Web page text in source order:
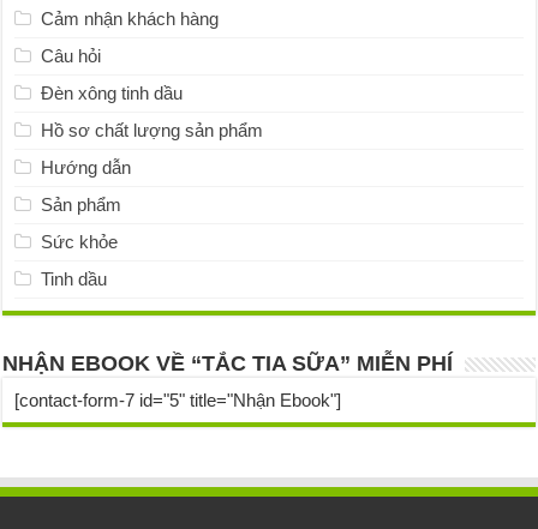
Cảm nhận khách hàng
Câu hỏi
Đèn xông tinh dầu
Hồ sơ chất lượng sản phẩm
Hướng dẫn
Sản phẩm
Sức khỏe
Tinh dầu
NHẬN EBOOK VỀ “TẮC TIA SỮA” MIỄN PHÍ
[contact-form-7 id="5" title="Nhận Ebook"]